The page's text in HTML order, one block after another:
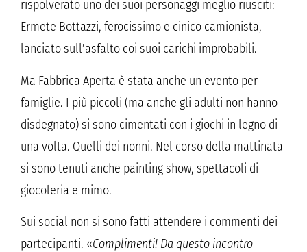
rispolverato uno dei suoi personaggi meglio riusciti:
Ermete Bottazzi, ferocissimo e cinico camionista,
lanciato sull’asfalto coi suoi carichi improbabili.
Ma Fabbrica Aperta è stata anche un evento per
famiglie. I più piccoli (ma anche gli adulti non hanno
disdegnato) si sono cimentati con i giochi in legno di
una volta. Quelli dei nonni. Nel corso della mattinata
si sono tenuti anche painting show, spettacoli di
giocoleria e mimo.
Sui social non si sono fatti attendere i commenti dei
partecipanti. «Complimenti! Da questo incontro